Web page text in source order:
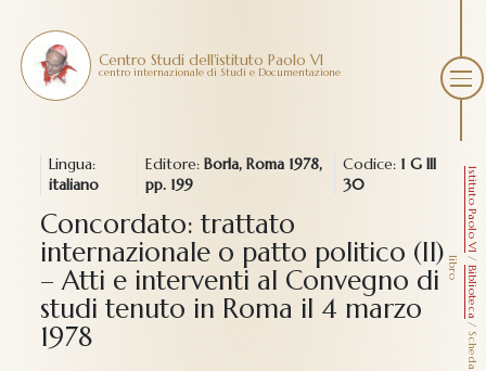
Centro Studi dell'istituto Paolo VI
centro internazionale di Studi e Documentazione
Istituto Paolo VI
/
Biblioteca
/
S
c
h
e
d
a
l
i
b
r
o
Lingua:
italiano
Editore:Borla, Roma 1978,
pp. 199
Codice: 1 G III
30
Concordato: trattato
internazionale o patto politico (Il)
– Atti e interventi al Convegno di
studi tenuto in Roma il 4 marzo
1978